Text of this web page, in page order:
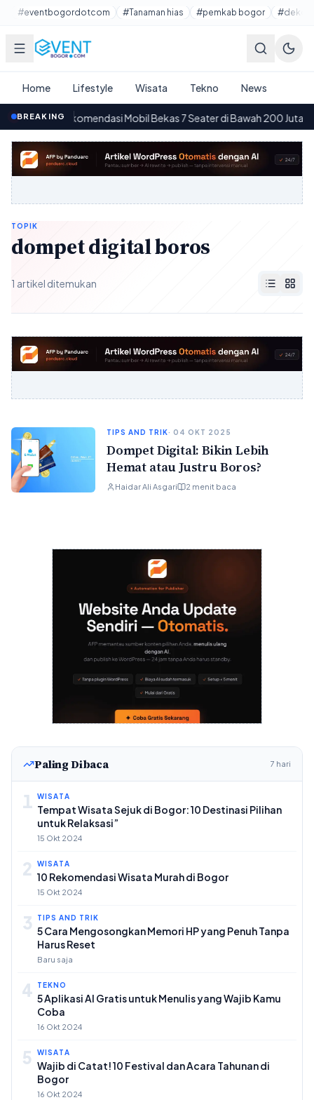
Lewati ke konten utama
#eventbogordotcom #Tanaman hias #pemkab bogor
Home Lifestyle Wisata Tekno News
BREAKING
12.5510 Rekomendasi Mobil Bekas 7 Seater di Bawah 200 Juta ·
TOPIK
dompet digital boros
1 artikel ditemukan
TIPS AND TRIK· 04 OKT 2025
Dompet Digital: Bikin Lebih
Hemat atau Justru Boros?
Haidar Ali Asgari 2 menit baca
Paling Dibaca 7 hari
1 WISATA
Tempat Wisata Sejuk di Bogor: 10 Destinasi Pilihan
untuk Relaksasi”
15 Okt 2024
2 WISATA
10 Rekomendasi Wisata Murah di Bogor
15 Okt 2024
3 TIPS AND TRIK
5 Cara Mengosongkan Memori HP yang Penuh Tanpa
Harus Reset
Baru saja
4 TEKNO
5 Aplikasi AI Gratis untuk Menulis yang Wajib Kamu
Coba
16 Okt 2024
5 WISATA
Wajib di Catat! 10 Festival dan Acara Tahunan di
Bogor
16 Okt 2024